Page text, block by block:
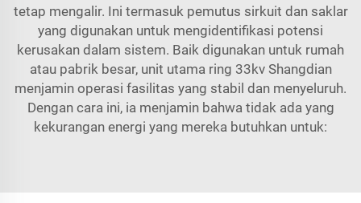
tetap mengalir. Ini termasuk pemutus sirkuit dan saklar
yang digunakan untuk mengidentifikasi potensi
kerusakan dalam sistem. Baik digunakan untuk rumah
atau pabrik besar, unit utama ring 33kv Shangdian
menjamin operasi fasilitas yang stabil dan menyeluruh.
Dengan cara ini, ia menjamin bahwa tidak ada yang
kekurangan energi yang mereka butuhkan untuk: